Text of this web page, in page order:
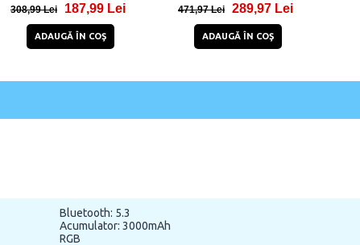
C, IPX4, Gri
308,99 Lei 187,99 Lei
ADAUGĂ ÎN COŞ
471,97 Lei 289,97 Lei
ADAUGĂ ÎN COŞ
Bluetooth: 5.3
Acumulator: 3000mAh
RGB